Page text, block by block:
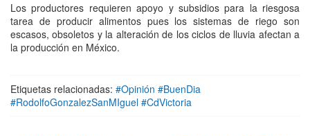
Los productores requieren apoyo y subsidios para la riesgosa
tarea de producir alimentos pues los sistemas de riego son
escasos, obsoletos y la alteración de los ciclos de lluvia afectan a
la producción en México.
Etiquetas relacionadas: #Opinión #BuenDia
#RodolfoGonzalezSanMIguel #CdVictoria